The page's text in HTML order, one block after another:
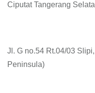
Ciputat Tangerang
Jl. G no.54 Rt.04/03
Peninsula)